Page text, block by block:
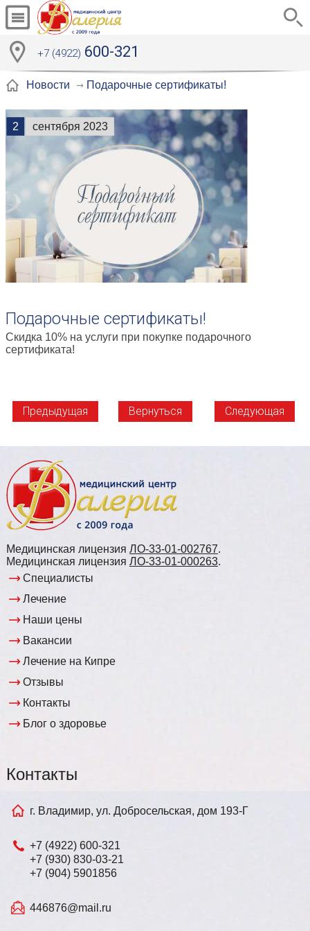
+7 (4922) 600-321
Новости Подарочные сертификаты!
2 сентября 2023
Подарочные сертификаты!
Скидка 10% на услуги при покупке подарочного
сертификата!
Предыдущая Вернуться Следующая
Медицинская лицензия ЛО-33-01-002767.
Медицинская лицензия ЛО-33-01-000263.
Специалисты
Лечение
Наши цены
Вакансии
Лечение на Кипре
Отзывы
Контакты
Блог о здоровье
Контакты
г. Владимир, ул. Добросельская, дом 193-Г
+7 (4922) 600-321
+7 (930) 830-03-21
+7 (904) 5901856
446876@mail.ru